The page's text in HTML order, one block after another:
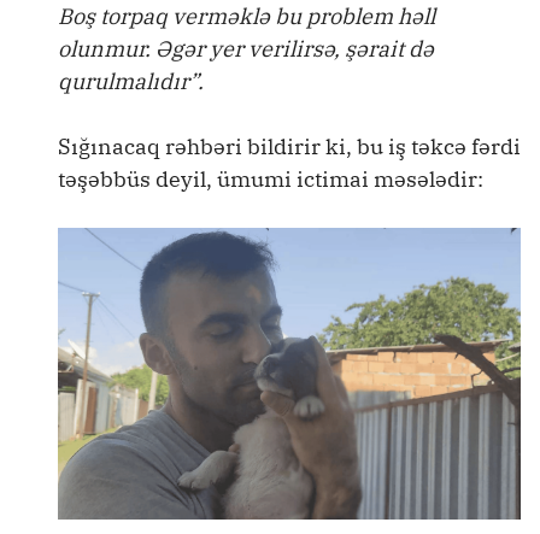
Boş torpaq verməklə bu problem həll
olunmur. Əgər yer verilirsə, şərait də
qurulmalıdır”.
Sığınacaq rəhbəri bildirir ki, bu iş təkcə fərdi
təşəbbüs deyil, ümumi ictimai məsələdir: